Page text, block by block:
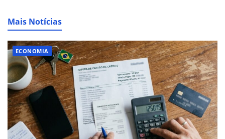
Mais Notícias
ECONOMIA